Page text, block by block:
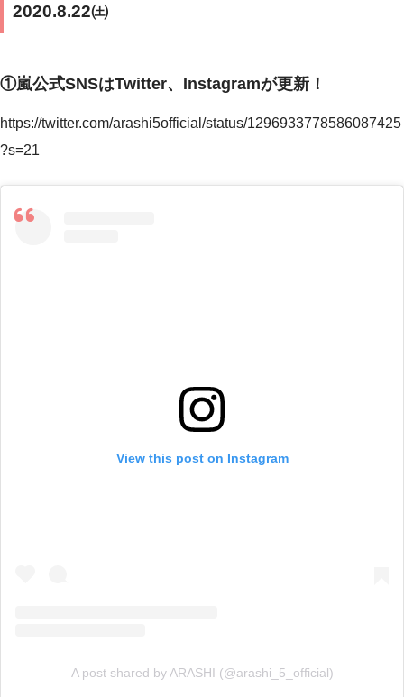
2020.8.22㈯
①嵐公式SNSはTwitter、Instagramが更新！
https://twitter.com/arashi5official/status/1296933778586087425
?s=21
View this post on Instagram
A post shared by ARASHI (@arashi_5_official)